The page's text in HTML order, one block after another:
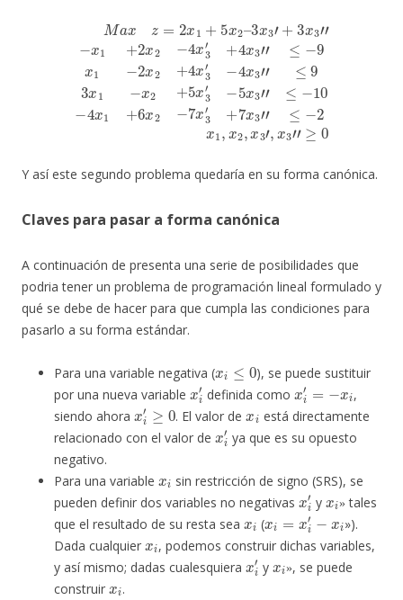
2x1+ x2 3x3 + 3x3 −x1 + 2 2− 4x
9x1− x 4x3 − 4x3 ≤93 x 1 −x2 +5
−5x3 ≤ 10− x +6 2−7 x 3
+7x ″≤ 2x1 x2 ,x3 x3″ ≥ 0
Y así este segundo problema quedaría en su forma canónica.
Claves para pasar a forma canónica
A continuación de presenta una serie de posibilidades que
podria tener un problema de programación lineal formulado y
qué se debe de hacer para que cumpla las condiciones para
pasarlo a su forma estándar.
Para una variable negativa (
), se puede sustituir
por una nueva variable
xi′
definida como
xi′=−xi
,
siendo ahora
x i′≥0
. El valor de
x i
está directamente
relacionado con el valor de
xi′
ya que es su opuesto
negativo.
Para una variable
sin restricción de signo (SRS), se
pueden definir dos variables no negativas
xi′
y
xi»
tales
que el resultado de su resta sea
xi
(
xi=x i′− xi
»).
Dada cualquier
xi
, podemos construir dichas variables,
y así mismo; dadas cualesquiera
xi′
y
xi»
, se puede
construir
xi
.